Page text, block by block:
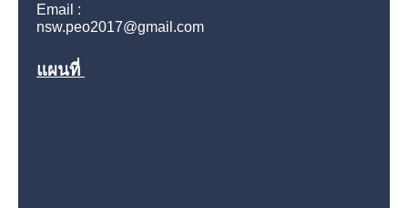
Email :
nsw.peo2017@gmail.com
แผนที่